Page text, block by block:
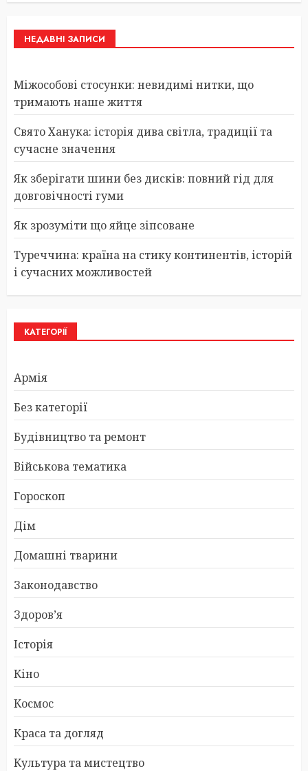
НЕДАВНІ ЗАПИСИ
Міжособові стосунки: невидимі нитки, що
тримають наше життя
Свято Ханука: історія дива світла, традиції та
сучасне значення
Як зберігати шини без дисків: повний гід для
довговічності гуми
Як зрозуміти що яйце зіпсоване
Туреччина: країна на стику континентів, історій
і сучасних можливостей
КАТЕГОРІЇ
Армія
Без категорії
Будівництво та ремонт
Військова тематика
Гороскоп
Дім
Домашні тварини
Законодавство
Здоров’я
Історія
Кіно
Космос
Краса та догляд
Культура та мистецтво